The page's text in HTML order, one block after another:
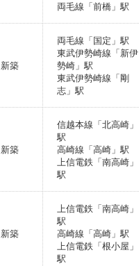
両毛線「前橋」駅
新築
両毛線「国定」駅
東武伊勢崎線「新伊
勢崎」駅
東武伊勢崎線「剛
志」駅
新築
信越本線「北高崎」
駅
高崎線「高崎」駅
上信電鉄「南高崎」
駅
新築
上信電鉄「南高崎」
駅
高崎線「高崎」駅
上信電鉄「根小屋」
駅